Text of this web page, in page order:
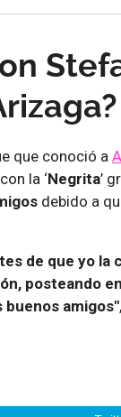
que conoció a
la ‘Negrita’
debido a
de que yo la
posteando
buenos amigos"